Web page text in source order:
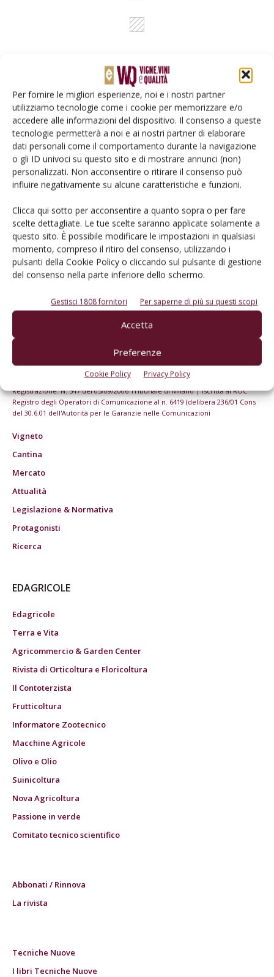
Per fornire le migliori esperienze, noi e i nostri partner
utilizziamo tecnologie come i cookie per memorizzare e/o
accedere alle informazioni del dispositivo. Il consenso a queste
tecnologie permetterà a noi e ai nostri partner di elaborare
dati personali come il comportamento durante la navigazione
o gli ID univoci su questo sito e di mostrare annunci (non)
personalizzati. Non acconsentire o ritirare il consenso può
influire negativamente su alcune caratteristiche e funzioni.
Clicca qui sotto per acconsentire a quanto sopra o per fare
scelte dettagliate. Le tue scelte saranno applicate solamente a
questo sito. È possibile modificare le impostazioni in qualsiasi
momento, compreso il ritiro del consenso, utilizzando i
pulsanti della Cookie Policy o cliccando sul pulsante di gestione
del consenso nella parte inferiore dello schermo.
Gestisci 1808 fornitori Per saperne di più su questi scopi
Accetta
Preferenze
Cookie Policy Privacy Policy
Rimani aggiornato sul mondo
dell’agricoltura
Iscriviti alle nostre newsletter
© Tecniche Nuove Spa. Tutti i diritti riservati. Sede legale Via Eritrea 21 -
20157 Milano | Codice fiscale, Partita IVA e Iscrizione al Registro delle
imprese di Milano: 00753480151
Registrazione: N. 547 del 05/09/2006 Tribunale di Milano | Iscritta al ROC
Registro degli Operatori di Comunicazione al n. 6419 (delibera 236/01 Cons
del 30.6.01 dell'Autorità per le Garanzie nelle Comunicazioni
Vigneto
Cantina
Mercato
Attualità
Legislazione & Normativa
Protagonisti
Ricerca
EDAGRICOLE
Edagricole
Terra e Vita
Agricommercio & Garden Center
Rivista di Orticoltura e Floricoltura
Il Contoterzista
Frutticoltura
Informatore Zootecnico
Macchine Agricole
Olivo e Olio
Suinicoltura
Nova Agricoltura
Passione in verde
Comitato tecnico scientifico
Abbonati / Rinnova
La rivista
Tecniche Nuove
I libri Tecniche Nuove